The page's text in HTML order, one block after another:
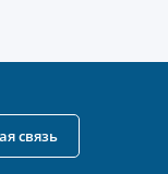
связь